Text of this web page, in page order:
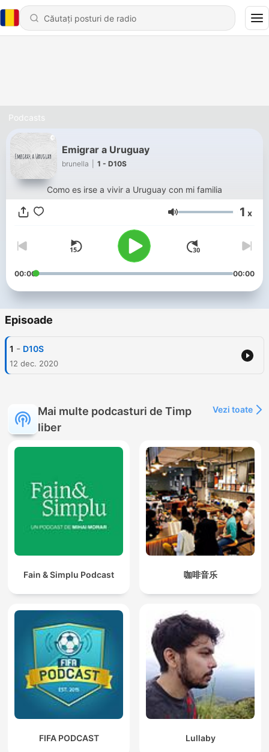
Podcasts
Emigrar a Uruguay
brunella 1 - D10S
Como es irse a vivir a Uruguay con mi familia
Volum 1 x
00:00 00:00
Episoade
1 - D10S
12 dec. 2020
Mai multe podcasturi de Timp
liber
Vezi toate
Fain & Simplu Podcast 咖啡音乐
FIFA PODCAST Lullaby